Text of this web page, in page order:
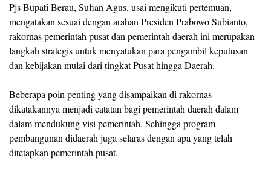
Pjs Bupati Berau, Sufian Agus, usai mengikuti pertemuan,
mengatakan sesuai dengan arahan Presiden Prabowo Subianto,
rakornas pemerintah pusat dan pemerintah daerah ini merupakan
langkah strategis untuk menyatukan para pengambil keputusan
dan kebijakan mulai dari tingkat Pusat hingga Daerah.
Beberapa poin penting yang disampaikan di rakornas
dikatakannya menjadi catatan bagi pemerintah daerah dalam
dalam mendukung visi pemerintah. Sehingga program
pembangunan didaerah juga selaras dengan apa yang telah
ditetapkan pemerintah pusat.